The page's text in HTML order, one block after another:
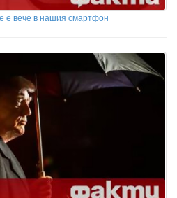
е вече в нашия смартфон